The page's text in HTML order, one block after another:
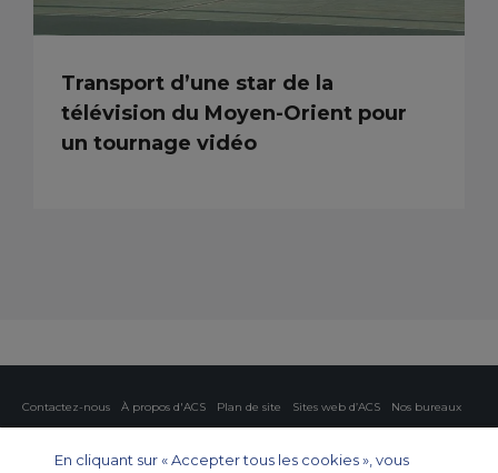
Transport d’une star de la
télévision du Moyen-Orient pour
un tournage vidéo
Contactez-nous À propos d'ACS Plan de site Sites web d’ACS
Nos bureaux
Paramètres des cookies
En cliquant sur « Accepter tous les cookies », vous